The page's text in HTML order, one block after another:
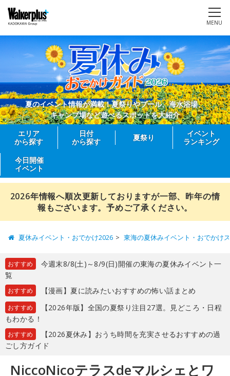
MENU
夏のイベント情報が満載！夏祭りやプール、海水浴場、
キャンプ場など遊べるスポットを大紹介
エリア
から探す
日付
から探す
夏祭り
イベント
ランキング
今日開催
イベント
2026年情報へ順次更新しておりますが一部、昨年の情
報もございます。予めご了承ください。
夏休みイベント・おでかけ2026 東海の夏休みイベント・おでかけ
おすすめ
今週末8/8(土)～8/9(日)開催の東海の夏休みイベント一
覧
おすすめ 【漫画】夏に読みたいおすすめの怖い話まとめ
おすすめ
【2026年版】全国の夏祭り注目27選。見どころ・日程
もわかる！
おすすめ
【2026夏休み】おうち時間を充実させるおすすめの過
ごし方ガイド
NiccoNicoテラスdeマルシェとワ